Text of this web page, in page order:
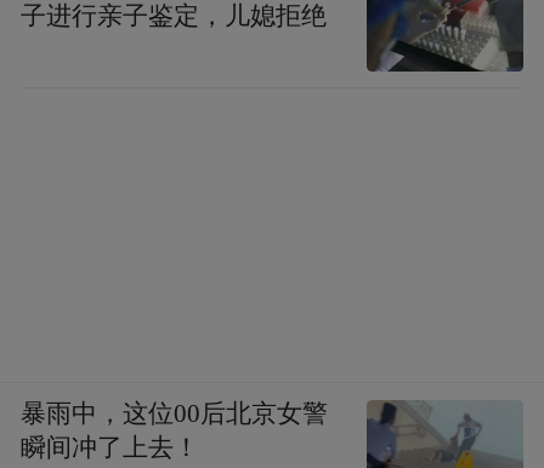
子进行亲子鉴定，儿媳拒绝
暴雨中，这位00后北京女警
瞬间冲了上去！